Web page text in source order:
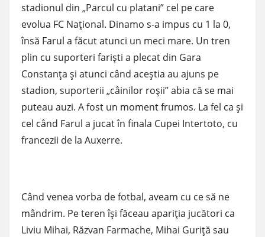
stadionul din „Parcul cu platani” cel pe care
evolua FC Naţional. Dinamo s-a impus cu 1 la 0,
însă Farul a făcut atunci un meci mare. Un tren
plin cu suporteri farişti a plecat din Gara
Constanţa şi atunci când aceştia au ajuns pe
stadion, suporterii „câinilor roşii” abia că se mai
puteau auzi. A fost un moment frumos. La fel ca şi
cel când Farul a jucat în finala Cupei Intertoto, cu
francezii de la Auxerre.
Când venea vorba de fotbal, aveam cu ce să ne
mândrim. Pe teren îşi făceau apariţia jucători ca
Liviu Mihai, Răzvan Farmache, Mihai Guriţă sau